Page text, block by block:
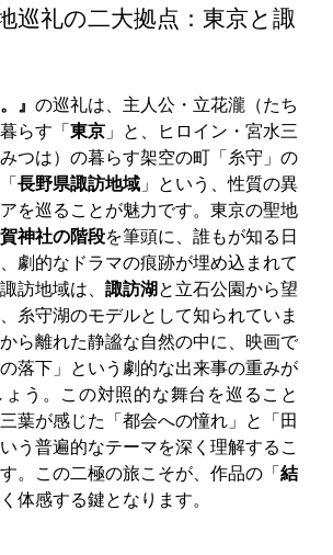
巡礼の二大拠点：東京と諏
』 の巡礼は、主人公・立花瀧（たち
らす「東京 」と、ヒロイン・宮水三
つは）の暮らす架空の町「糸守」の
長野県諏訪地域 」という、性質の異
を巡ることが魅力です。東京の聖地
神社の階段を筆頭に、誰もが知る日
劇的なドラマの痕跡が埋め込まれて
訪地域は、 諏訪湖と立石公園から望
糸守湖のモデルとして知られていま
ら離れた静謐な自然の中に、映画で
落下」という劇的な出来事の重みが
う。この対照的な舞台を巡ること
葉が感じた「都会への憧れ」と「田
う普遍的なテーマを深く理解するこ
。この二極の旅こそが、作品の「結
体感する鍵となります。